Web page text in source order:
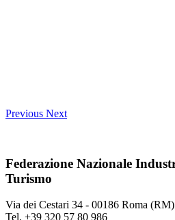
Previous Next
Federazione Nazionale
Turismo
Via dei Cestari 34 - 00186 Roma (RM)
Tel. +39 320 57 80 986